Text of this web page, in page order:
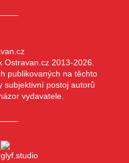
2013-2026.
publikovaných na těchto
subjektivní postoj autorů
vydavatele.